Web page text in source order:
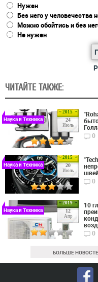
Нужен
Без него у человечества
Можно обойтись и без
Не нужен
ЧИТАЙТЕ ТАКЖЕ:
2015
24
Июль
Наука и Техника
0
2015
20
Июль
Наука и Техника
0
2019
12
Апр
Наука и Техника
10
0
БОЛЬШЕ